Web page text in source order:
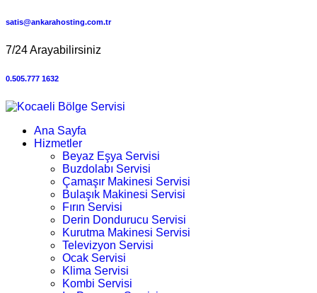
satis@ankarahosting.com.tr
7/24 Arayabilirsiniz
0.505.777 1632
Ana Sayfa
Hizmetler
Beyaz Eşya Servisi
Buzdolabı Servisi
Çamaşır Makinesi Servisi
Bulaşık Makinesi Servisi
Fırın Servisi
Derin Dondurucu Servisi
Kurutma Makinesi Servisi
Televizyon Servisi
Ocak Servisi
Klima Servisi
Kombi Servisi